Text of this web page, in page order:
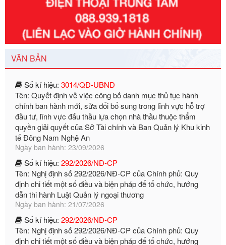
VĂN BẢN
351/2025/NĐ-CP
Tên: Nghị định số 351/2025/NĐ-CP của Chính phủ: Quy
định chuẩn nghèo đa chiều quốc gia giai đoạn 2026 - 2030
Ngày ban hành: 29/12/2026
Số kí hiệu:
chính ban hành mới, sửa đổi bổ sung trong lĩnh vực hỗ trợ
đầu tư, lĩnh vực đấu thầu lựa chọn nhà thầu thuộc thẩm
quyền giải quyết của Sở Tài chính và Ban Quản lý Khu kinh
tế Đông Nam Nghệ An
Ngày ban hành: 23/09/2026
Số kí hiệu: 292/2026/NĐ-CP
Tên: Nghị định số 292/2026/NĐ-CP của Chính phủ: Quy
định chi tiết một số điều và biện pháp để tổ chức, hướng
dẫn thi hành Luật Quản lý ngoại thương
Ngày ban hành: 21/07/2026
Số kí hiệu:292/2026/NĐ-CP
Tên: Nghị định số 292/2026/NĐ-CP của Chính phủ: Quy
định chi tiết một số điều và biện pháp để tổ chức, hướng
dẫn thi hành Luật Quản lý ngoại thương
Ngày ban hành: 21/07/2026